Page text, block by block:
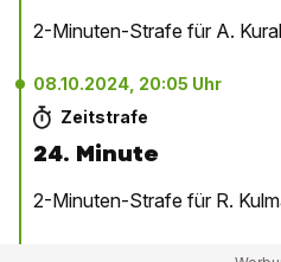
2-Minuten-Strafe für A.
08.10.2024, 20:05 Uhr
Zeitstrafe
24. Minute
2-Minuten-Strafe für R.